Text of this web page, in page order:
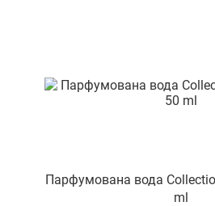
Парфумована вода
ml